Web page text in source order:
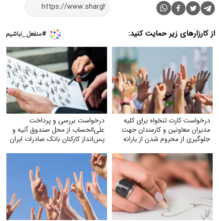
از کارزارهای زیر حمایت کنید:
درخواست کارت تنخواه برای کلیه
مدیران معاونین و کارمندان جهت
جلوگیری از محروم شدن از یارانه
درخواست بررسی و پرداخت
علی‌الحساب از محل صندوق آتیه و
پس‌انداز کارکنان بانک صادرات ایران